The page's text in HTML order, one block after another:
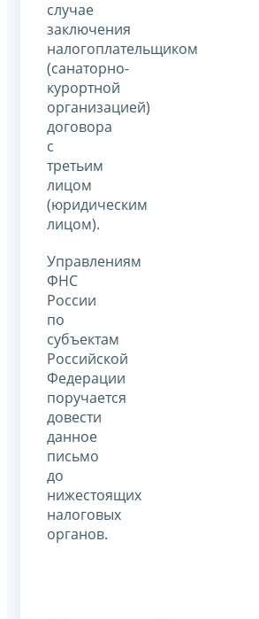
случае
заключения
налогоплательщиком
(санаторно-
курортной
организацией)
договора
с
третьим
лицом
(юридическим
лицом).
Управлениям
ФНС
России
по
субъектам
Российской
Федерации
поручается
довести
данное
письмо
до
нижестоящих
налоговых
органов.